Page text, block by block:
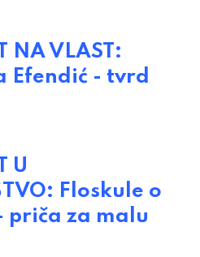
NA VLAST:
Efendić - tvrd
U
Floskule o
priča za malu